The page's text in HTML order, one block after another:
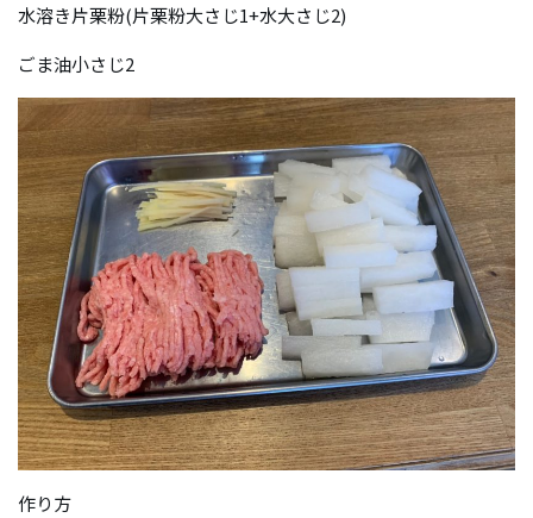
水溶き片栗粉(片栗粉大さじ1+水大さじ2)
ごま油小さじ2
作り方